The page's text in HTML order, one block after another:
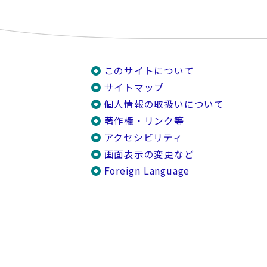
このサイトについて
サイトマップ
個人情報の取扱いについて
著作権・リンク等
アクセシビリティ
画面表示の変更など
Foreign Language